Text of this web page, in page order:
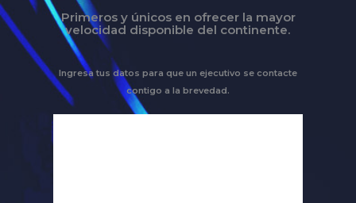
Primeros y únicos en ofrecer la mayor
velocidad disponible del continente.
Ingresa tus datos para que un ejecutivo se contacte
contigo a la brevedad.